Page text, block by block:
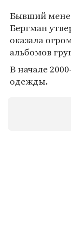
Бывший
Бергман
оказала
альбомов
В начале
одежды.